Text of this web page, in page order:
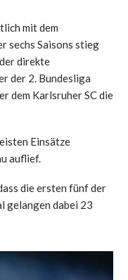
mit dem
sechs Saisons stieg
direkte
der 2. Bundesliga
dem Karlsruher SC die
Einsätze
auflief.
die ersten fünf der
gelangen dabei 23